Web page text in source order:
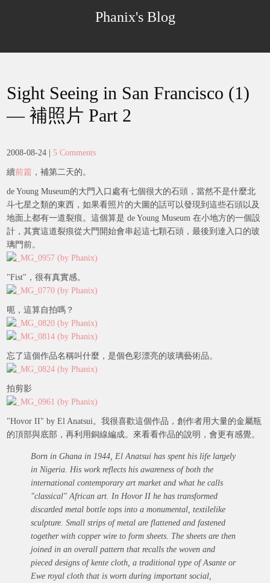
Phanix's Blog
Sight Seeing in San Francisco (1)
— 補照片 Part 2
2008-08-24 5 Comments
續前篇 ，補第二天的。
de Young Museum的大門入口處有七個很大的石頭，當然不是什麼北
斗七星之類的東西，如果看照片的大圖的話可以發現到這些石頭以及
地面上都有一道裂痕。這個算是 de Young Museum 在小地方的一個設
計，其實這道裂痕從大門開始會串起這七顆石頭，最後到達入口的玻
璃門前。
"Fist"，很有真實感。
呃，這算自拍嗎？
忘了這個作品名稱叫什麼，是個色彩漂亮的玻璃藝術品。
拍剪影
"Hovor II" by El Anatsui。我很喜歡這個作品，創作者用大量的金屬瓶
的頂部與底部，再利用銅線編成。來看看作品的說明，會更有感覺。
Born in Ghana in 1944, El Anatsui has spent his life largely
in Nigeria. His work reflects his awareness of both the
international contemporary art market and what he calls
"classical" African art. In Hovor II he has transformed
discarded metal bottle tops into a monumental, textilelike
sculpture. Small strips of metal are flattened and fastened
together with copper wire to form sheets. The sheets are then
joined in an overall pattern that recalls the woven and
pieced designs of kente cloth, a traditional type of Asante or
Ewe royal cloth that is worn during important social,